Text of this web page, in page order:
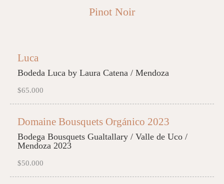
Pinot Noir
Luca
Bodeda Luca by Laura Catena / Mendoza
$65.000
Domaine Bousquets Orgánico 2023
Bodega Bousquets Gualtallary / Valle de Uco /
Mendoza 2023
$50.000